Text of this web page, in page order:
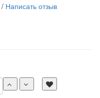
/ Написать отзыв